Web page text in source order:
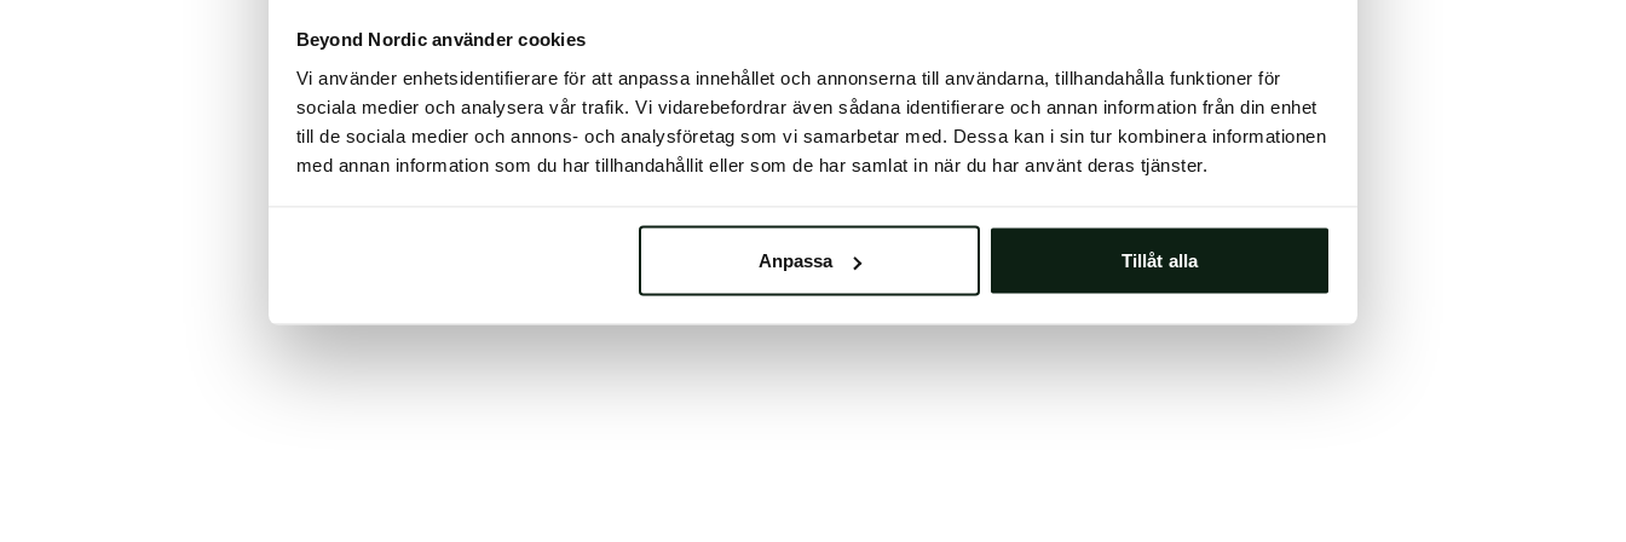
Beyond Nordic använder cookies
Vi använder enhetsidentifierare för att anpassa innehållet och annonserna till användarna, tillhandahålla funktioner för
sociala medier och analysera vår trafik. Vi vidarebefordrar även sådana identifierare och annan information från din enhet
till de sociala medier och annons- och analysföretag som vi samarbetar med. Dessa kan i sin tur kombinera informationen
med annan information som du har tillhandahållit eller som de har samlat in när du har använt deras tjänster.
Anpassa Tillåt alla
try waiting a moment or reopening your browser.
Clearing your browser cache may also help in some cases.
We apologize for the inconvenience.